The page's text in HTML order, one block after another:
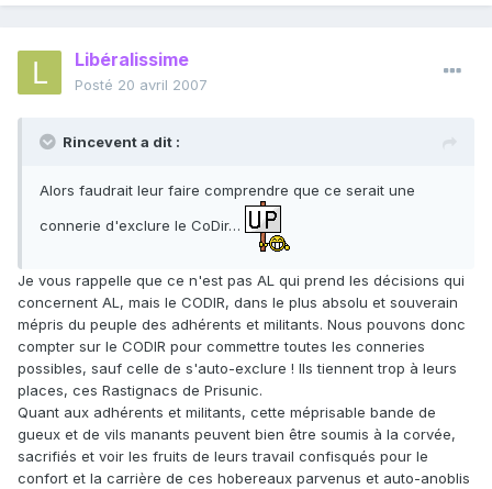
Libéralissime
Posté 20 avril 2007
Rincevent a dit :
Alors faudrait leur faire comprendre que ce serait une
connerie d'exclure le CoDir…
Je vous rappelle que ce n'est pas AL qui prend les décisions qui
concernent AL, mais le CODIR, dans le plus absolu et souverain
mépris du peuple des adhérents et militants. Nous pouvons donc
compter sur le CODIR pour commettre toutes les conneries
possibles, sauf celle de s'auto-exclure ! Ils tiennent trop à leurs
places, ces Rastignacs de Prisunic.
Quant aux adhérents et militants, cette méprisable bande de
gueux et de vils manants peuvent bien être soumis à la corvée,
sacrifiés et voir les fruits de leurs travail confisqués pour le
confort et la carrière de ces hobereaux parvenus et auto-anoblis